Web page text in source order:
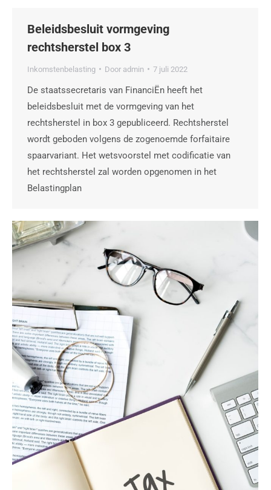
Beleidsbesluit vormgeving
rechtsherstel box 3
Inkomstenbelasting Door admin 7 juli 2022
De staatssecretaris van FinanciËn heeft het
beleidsbesluit met de vormgeving van het
rechtsherstel in box 3 gepubliceerd. Rechtsherstel
wordt geboden volgens de zogenoemde forfaitaire
spaarvariant. Het wetsvoorstel met codificatie van
het rechtsherstel zal worden opgenomen in het
Belastingplan